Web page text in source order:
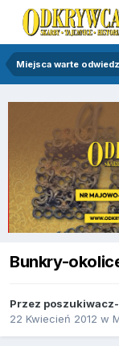
Miejsca warte
Bunkry-
Przez poszukiwacz-
22 Kwiecień 2012 w